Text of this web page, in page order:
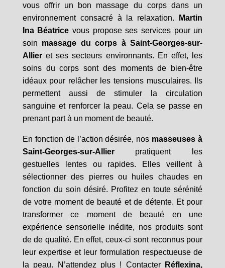
vous offrir un bon massage du corps dans un
environnement consacré à la relaxation.
Martin
Ina Béatrice vous propose ses services pour un
soin massage du corps à Saint-Georges-sur-
Allieret ses secteurs environnants. En effet, les
soins du corps sont des moments de bien-être
idéaux pour relâcher les tensions musculaires. Ils
permettent aussi de stimuler la circulation
sanguine et renforcer la peau. Cela se passe en
prenant part à un moment de beauté.
En fonction de l’action désirée, nos masseuses à
Saint-Georges-sur-Allierpratiquent les
gestuelles lentes ou rapides. Elles veillent à
sélectionner des pierres ou huiles chaudes en
fonction du soin désiré. Profitez en toute sérénité
de votre moment de beauté et de détente. Et pour
transformer ce moment de beauté en une
expérience sensorielle inédite, nos produits sont
de de qualité. En effet, ceux-ci sont reconnus pour
leur expertise et leur formulation respectueuse de
la peau. N’attendez plus ! Contacter
Réflexina,